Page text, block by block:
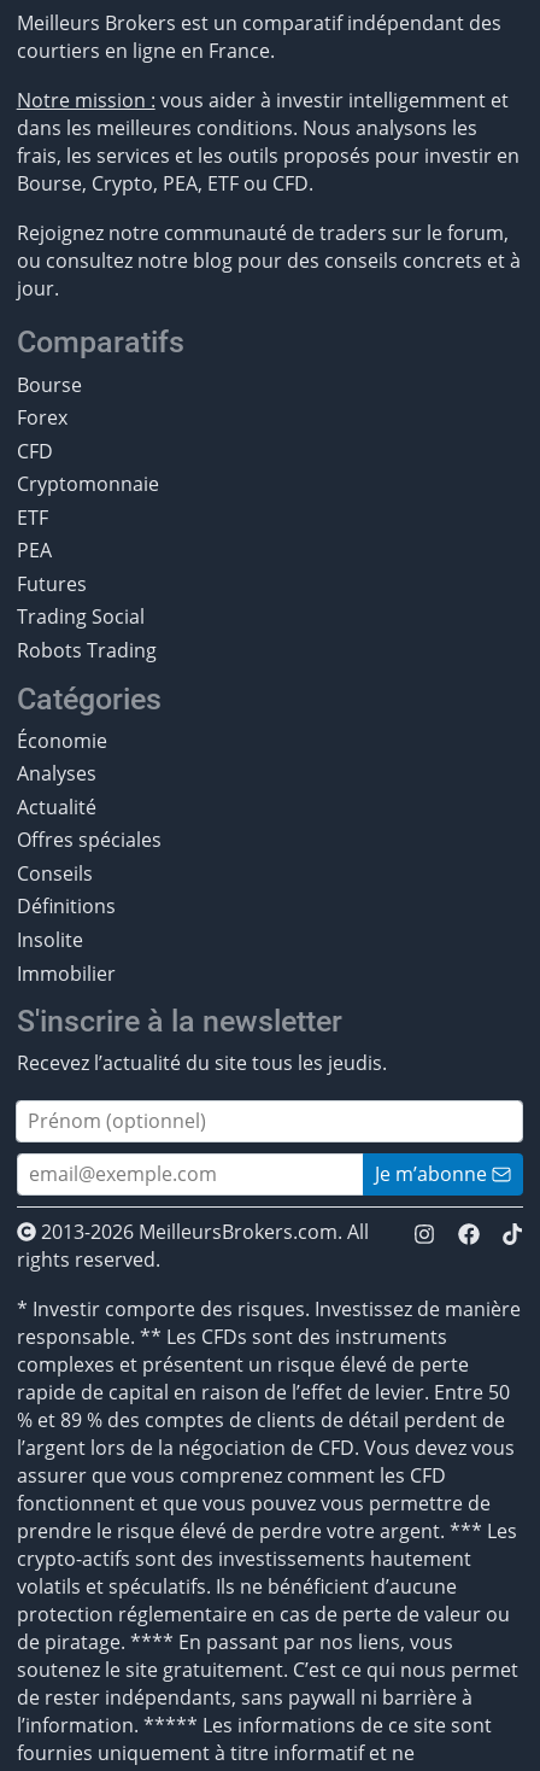
Meilleurs Brokers est un comparatif indépendant des
courtiers en ligne en France.
Notre mission : vous aider à investir intelligemment et
dans les meilleures conditions. Nous analysons les
frais, les services et les outils proposés pour investir en
Bourse, Crypto, PEA, ETF ou CFD.
Rejoignez notre communauté de traders sur le forum,
ou consultez notre blog pour des conseils concrets et à
jour.
Comparatifs
Bourse
Forex
CFD
Cryptomonnaie
ETF
PEA
Futures
Trading Social
Robots Trading
Catégories
Économie
Analyses
Actualité
Offres spéciales
Conseils
Définitions
Insolite
Immobilier
S'inscrire à la newsletter
Recevez l’actualité du site tous les jeudis.
Je m’abonne
2013-2026 MeilleursBrokers.com. All
rights reserved.
* Investir comporte des risques. Investissez de manière
responsable. ** Les CFDs sont des instruments
complexes et présentent un risque élevé de perte
rapide de capital en raison de l’effet de levier. Entre 50
% et 89 % des comptes de clients de détail perdent de
l’argent lors de la négociation de CFD. Vous devez vous
assurer que vous comprenez comment les CFD
fonctionnent et que vous pouvez vous permettre de
prendre le risque élevé de perdre votre argent. *** Les
crypto-actifs sont des investissements hautement
volatils et spéculatifs. Ils ne bénéficient d’aucune
protection réglementaire en cas de perte de valeur ou
de piratage. **** En passant par nos liens, vous
soutenez le site gratuitement. C’est ce qui nous permet
de rester indépendants, sans paywall ni barrière à
l’information. ***** Les informations de ce site sont
fournies uniquement à titre informatif et ne